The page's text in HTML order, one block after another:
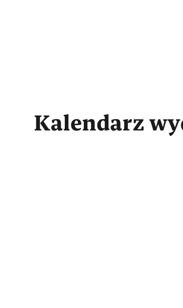
Kalendarz